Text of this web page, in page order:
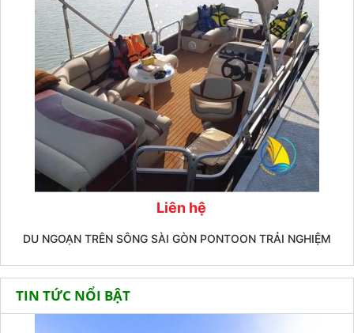
Liên hệ
DU NGOẠN TRÊN SÔNG SÀI GÒN PONTOON TRẢI NGHIỆM
TIN TỨC NỔI BẬT